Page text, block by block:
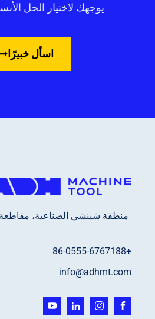
يوجهك لاختيار الحل
اسأل خبيرًا
منطقة شينشي الصناعية، مقاطعة
+86-0555-6767188
info@adhmt.com